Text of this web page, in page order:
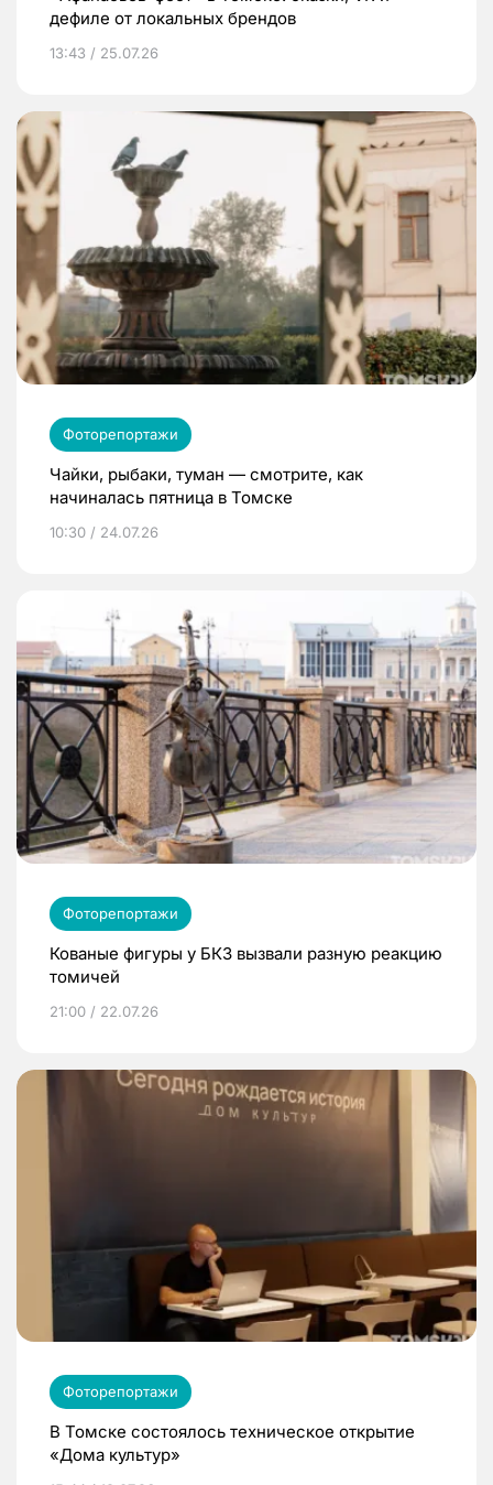
дефиле от локальных брендов
13:43 / 25.07.26
Фоторепортажи
Чайки, рыбаки, туман — смотрите, как
начиналась пятница в Томске
10:30 / 24.07.26
Фоторепортажи
Кованые фигуры у БКЗ вызвали разную реакцию
томичей
21:00 / 22.07.26
Фоторепортажи
В Томске состоялось техническое открытие
«Дома культур»